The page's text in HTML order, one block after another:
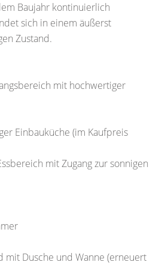
Baujahr kontinuierlich
sich in einem äußerst
Zustand.
mit hochwertiger
Einbauküche (im Kaufpreis
mit Zugang zur sonnigen
mit Dusche und Wanne (erneuert